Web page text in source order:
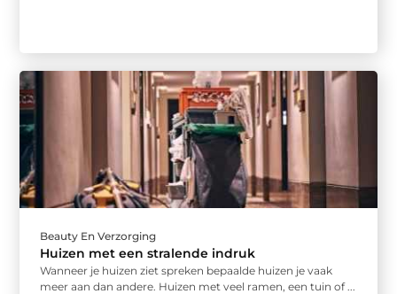
Beauty En Verzorging
Huizen met een stralende indruk
Wanneer je huizen ziet spreken bepaalde huizen je vaak
meer aan dan andere. Huizen met veel ramen, een tuin of ...